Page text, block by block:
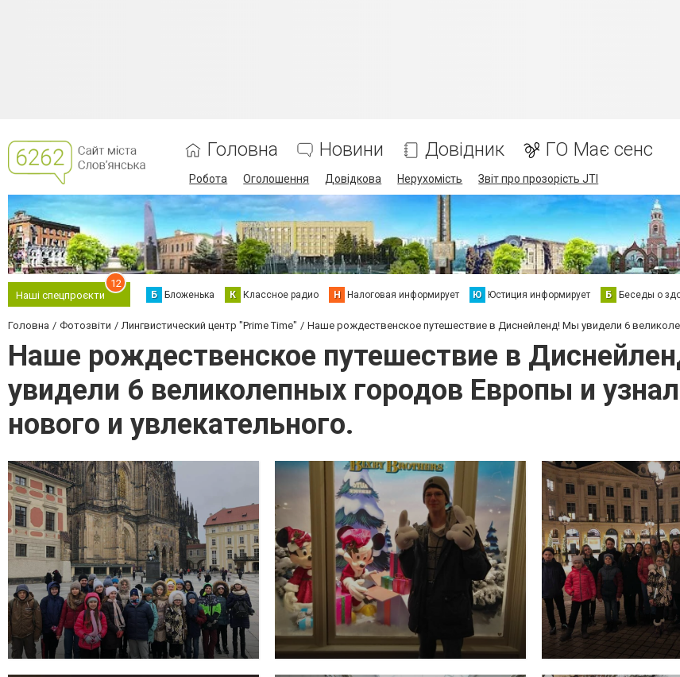
Головна Новини Довідник ГО Має сенс
Робота Оголошення Довідкова Нерухомість Звіт про прозорість JTI
Наші спецпроєкти
12
Б Бложенька К Классное радио Н Налоговая информирует Ю Юстиция информирует Б Беседы о
Головна Фотозвіти Лингвистический центр "Prime Time" Наше рождественское путешествие в Диснейленд! Мы увидели 6
Наше рождественское путешествие в
увидели 6 великолепных городов Европы и
нового и увлекательного.